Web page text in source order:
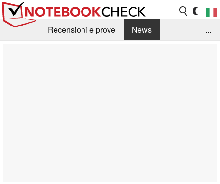
Recensioni e prove
News
...